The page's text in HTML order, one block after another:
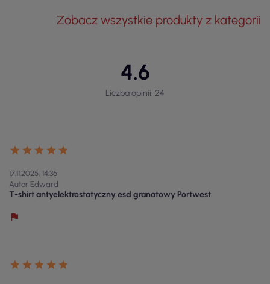
Zobacz wszystkie produkty z kategorii
4.6
Liczba opinii: 24
17.11.2025, 14:36
Autor Edward
T-shirt antyelektrostatyczny esd granatowy Portwest